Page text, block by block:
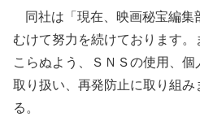
同社は「現在、映画秘宝編集
むけて努力を続けております
こらぬよう、ＳＮＳの使用、
取り扱い、再発防止に取り組
る。